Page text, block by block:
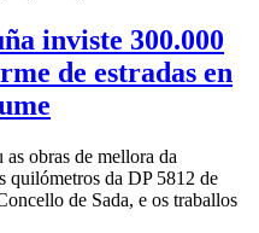
inviste 300.000
de estradas en
obras de mellora da
quilómetros da DP 5812 de
de Sada, e os traballos